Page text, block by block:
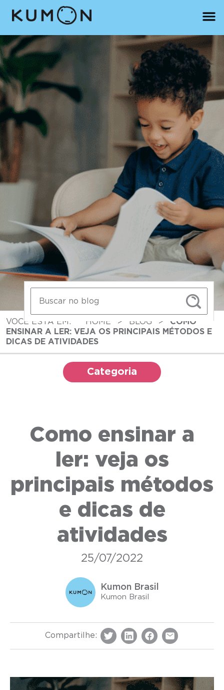
VOCÊ ESTÁ EM: HOME > BLOG >
COMO
ENSINAR A LER: VEJA OS PRINCIPAIS MÉTODOS E
DICAS DE ATIVIDADES
Categoria
Como ensinar a
ler: veja os
principais métodos
e dicas de
atividades
25/07/2022
Kumon Brasil
Kumon Brasil
Compartilhe: